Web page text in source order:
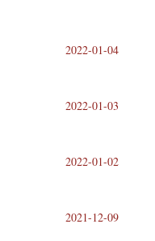
2022-01-04
2022-01-03
2022-01-02
2021-12-09